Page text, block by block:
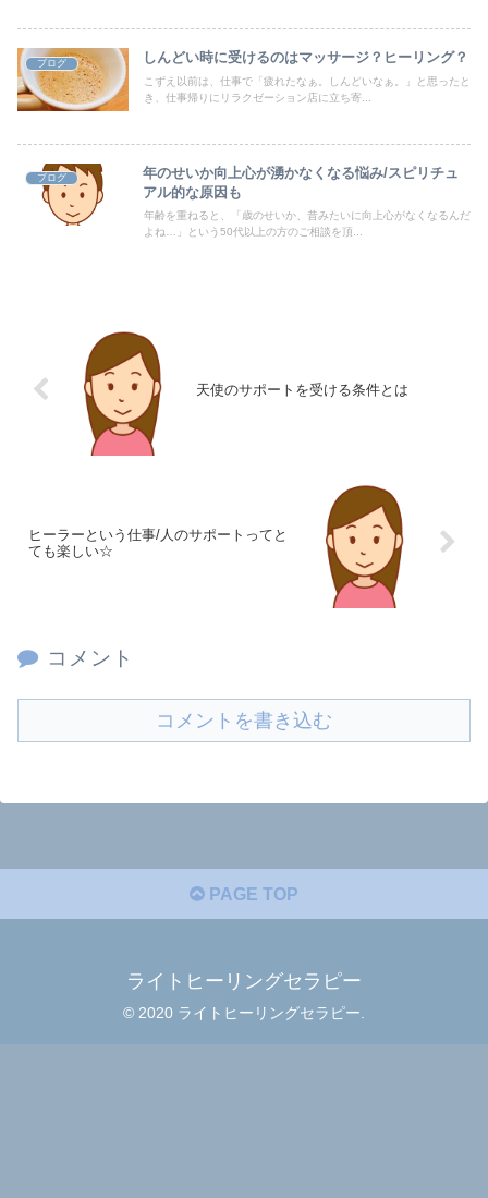
ブログ しんどい時に受けるのはマッサージ？ヒーリング？
こずえ以前は、仕事で「疲れたなぁ。しんどいなぁ。」と思ったと
き、仕事帰りにリラクゼーション店に立ち寄...
ブログ
年のせいか向上心が湧かなくなる悩み/スピリチュ
アル的な原因も
年齢を重ねると、「歳のせいか、昔みたいに向上心がなくなるんだ
よね…」という50代以上の方のご相談を頂...
天使のサポートを受ける条件とは
ヒーラーという仕事/人のサポートってと
ても楽しい☆
コメント
コメントを書き込む
PAGE TOP
ライトヒーリングセラピー
© 2020 ライトヒーリングセラピー.